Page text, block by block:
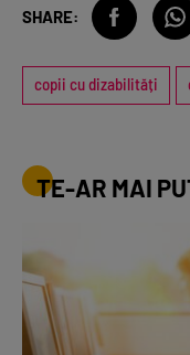
SHARE:
copii cu dizabilități
TE-AR MAI